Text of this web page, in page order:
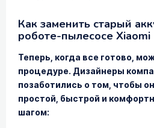
Как заменить старый
роботе-пылесосе Xiaomi
Теперь, когда все готово,
процедуре. Дизайнеры
позаботились о том, чтобы
простой, быстрой и
шагом: